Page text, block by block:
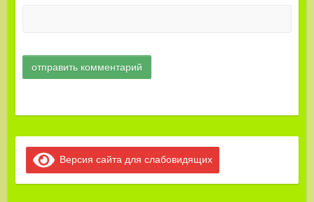
Версия сайта для слабовидящих